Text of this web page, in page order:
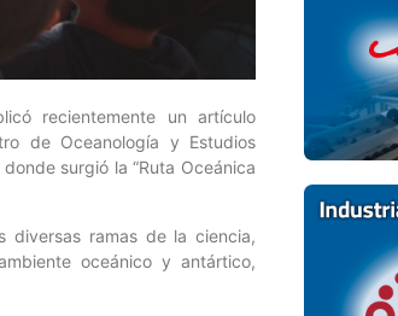
recientemente un artículo
de Oceanología y Estudios
surgió la “Ruta Oceánica
diversas ramas de la ciencia,
oceánico y antártico,